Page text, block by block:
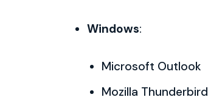
Windows:
Microsoft Outlook
Mozilla Thunderbird